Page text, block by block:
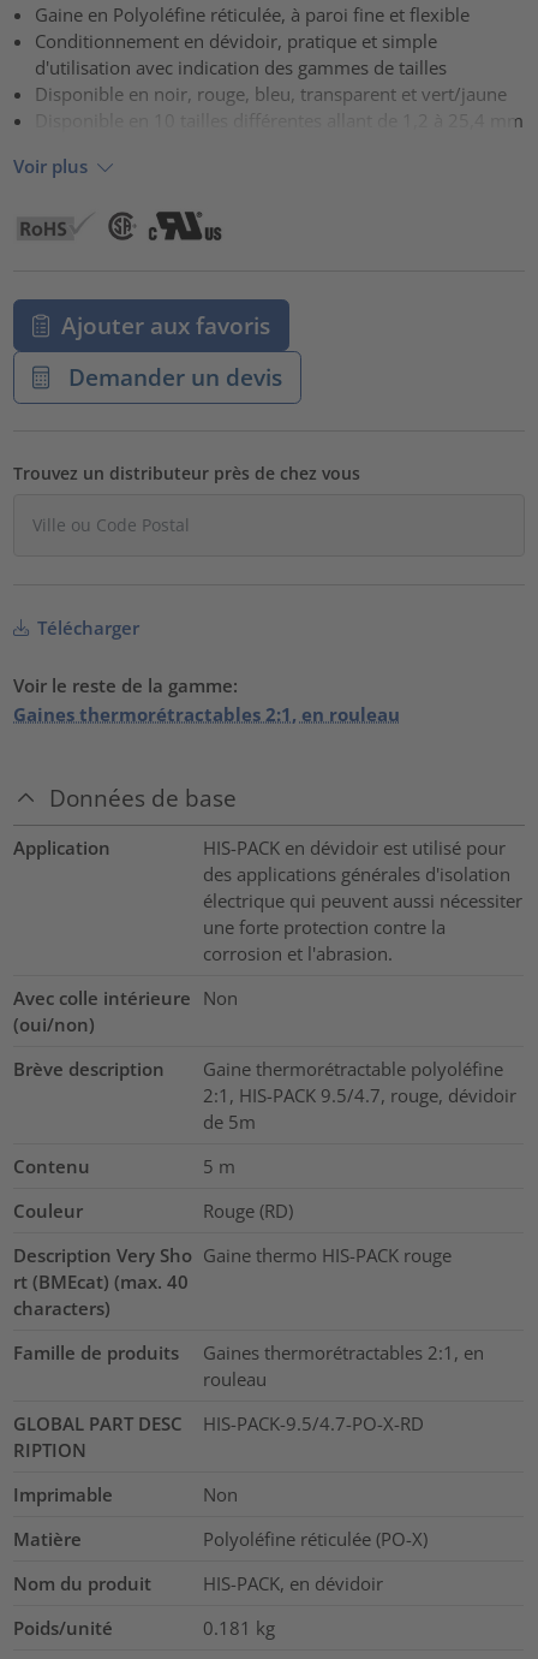
Gaine en Polyoléfine réticulée, à paroi fine et flexible
Conditionnement en dévidoir, pratique et simple
d'utilisation avec indication des gammes de tailles
Disponible en noir, rouge, bleu, transparent et vert/jaune
Disponible en 10 tailles différentes allant de 1,2 à 25,4 mm
Voir plus
Ajouter aux favoris
Demander un devis
Trouvez un distributeur près de chez vous
Télécharger
Voir le reste de la gamme:
Gaines thermorétractables 2:1, en rouleau
Données de base
Application
HIS-PACK en dévidoir est utilisé pour
des applications générales d'isolation
électrique qui peuvent aussi nécessiter
une forte protection contre la
corrosion et l'abrasion.
Avec colle intérieure
(oui/non)
Non
Brève description
Gaine thermorétractable polyoléfine
2:1, HIS-PACK 9.5/4.7, rouge, dévidoir
de 5m
Contenu
5 m
Couleur
Rouge (RD)
Description Very Sho
rt (BMEcat) (max. 40
characters)
Gaine thermo HIS-PACK rouge
Famille de produits
Gaines thermorétractables 2:1, en
rouleau
GLOBAL PART DESC
RIPTION
HIS-PACK-9.5/4.7-PO-X-RD
Imprimable
Non
Matière
Polyoléfine réticulée (PO-X)
Nom du produit
HIS-PACK, en dévidoir
Poids/unité
0.181 kg